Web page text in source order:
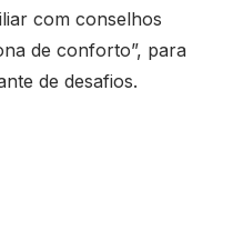
com conselhos
de conforto”, para
de desafios.